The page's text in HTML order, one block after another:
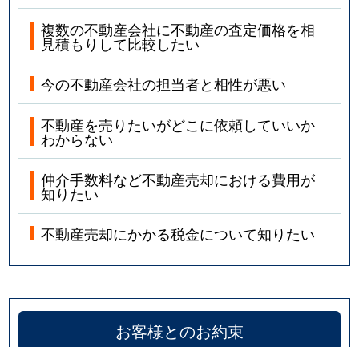
複数の不動産会社に不動産の査定価格を相
見積もりして比較したい
今の不動産会社の担当者と相性が悪い
不動産を売りたいがどこに依頼していいか
わからない
仲介手数料など不動産売却における費用が
知りたい
不動産売却にかかる税金について知りたい
お客様とのお約束